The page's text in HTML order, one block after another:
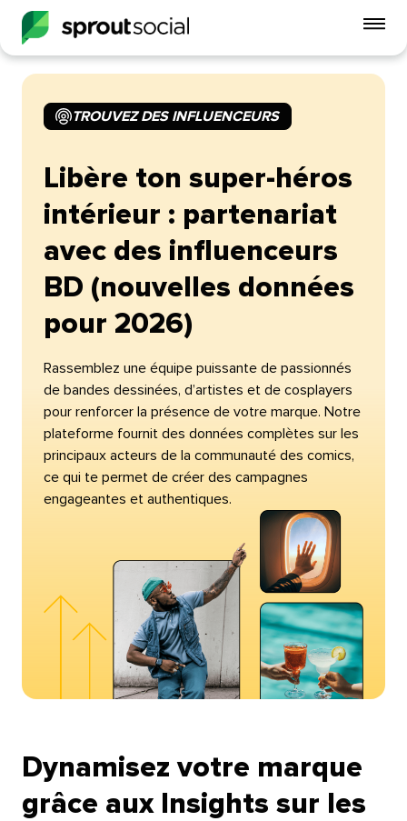
TROUVEZ DES INFLUENCEURS​​
Libère ton super-héros
intérieur : partenariat
avec des influenceurs
BD (nouvelles données
pour 2026)​​
Rassemblez une équipe puissante de passionnés
de bandes dessinées, d’artistes et de cosplayers
pour renforcer la présence de votre marque. Notre
plateforme fournit des données complètes sur les
principaux acteurs de la communauté des comics,
ce qui te permet de créer des campagnes
engageantes et authentiques.​​
Dynamisez votre marque
grâce aux Insights sur les